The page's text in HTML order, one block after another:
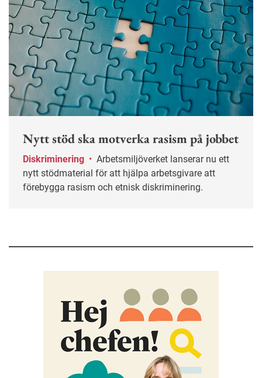
Nytt stöd ska motverka rasism på jobbet
Diskriminering •
nytt stödmaterial för att hjälpa arbetsgivare att
förebygga rasism och etnisk diskriminering.